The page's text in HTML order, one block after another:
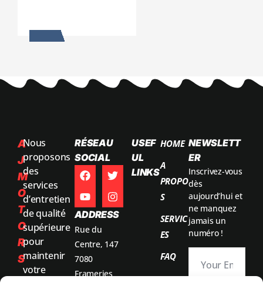
A
J
M
O
T
O
R
S
Nous
proposons
des
services
d’entretien
de qualité
supérieure
pour
maintenir
votre
RÉSEAU
SOCIAL
ADDRESS
Rue du
Centre, 147
7080
Frameries
USEF
UL
LINKS
HOME
A
PROPO
S
SERVIC
ES
FAQ
NEWSLETT
ER
Inscrivez-vous
dès
aujourd’hui et
ne manquez
jamais un
numéro !